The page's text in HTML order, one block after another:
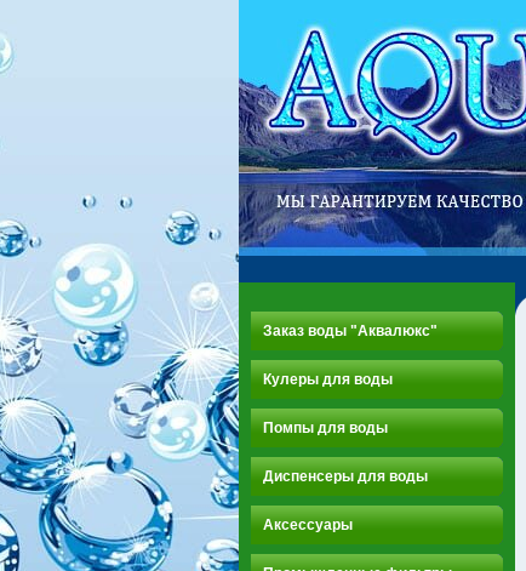
Заказ воды "Аквалюкс"
Кулеры для воды
Помпы для воды
Диспенсеры для воды
Аксессуары